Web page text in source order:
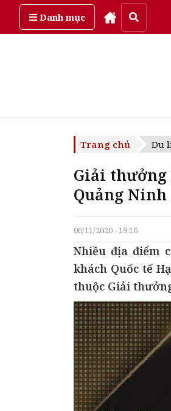
Danh mụcThứ bảy, ngày 8/08/2026
Trang chủ Du
Giải
Quảng Ninh
06/11/2020 - 19:16
Nhiều địa điểm
khách Quốc tế
thuộc Giải